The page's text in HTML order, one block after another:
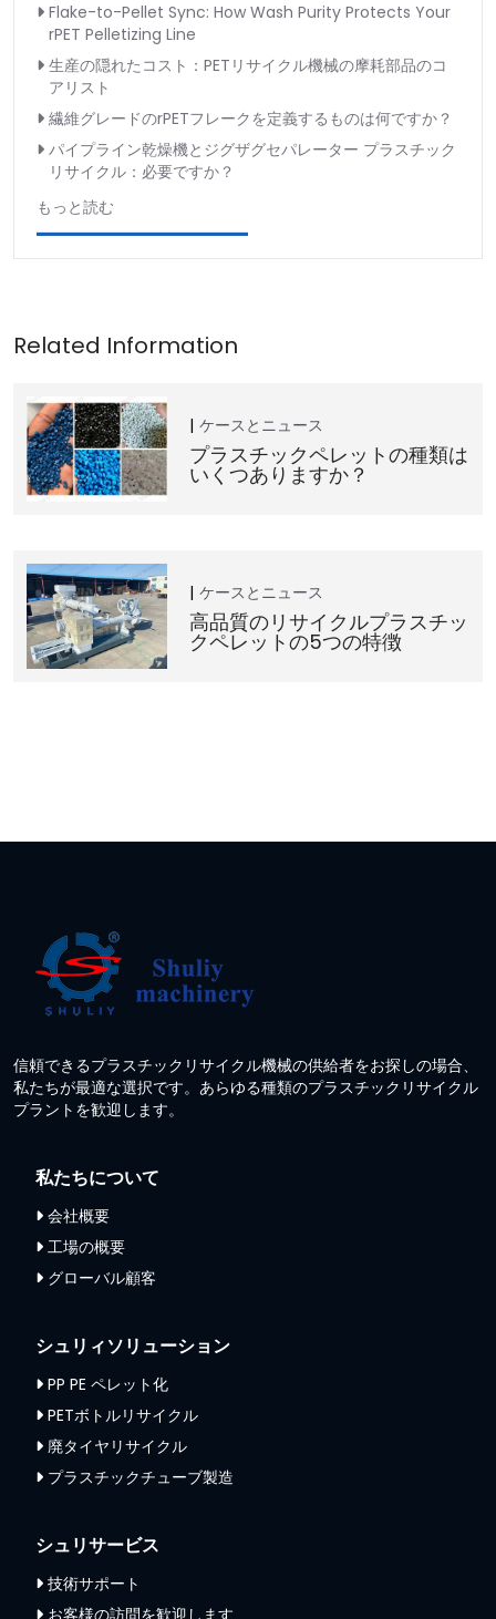
Flake-to-Pellet Sync: How Wash Purity Protects Your
rPET Pelletizing Line
生産の隠れたコスト：PETリサイクル機械の摩耗部品のコ
アリスト
繊維グレードのrPETフレークを定義するものは何ですか？
パイプライン乾燥機とジグザグセパレーター プラスチック
リサイクル：必要ですか？
もっと読む
ケースとニュース
プラスチックペレットの種類は
いくつありますか？
ケースとニュース
高品質のリサイクルプラスチッ
クペレットの5つの特徴
信頼できるプラスチックリサイクル機械の供給者をお探しの場合、
私たちが最適な選択です。あらゆる種類のプラスチックリサイクル
プラントを歓迎します。
私たちについて
会社概要
工場の概要
グローバル顧客
シュリィソリューション
PP PE ペレット化
PETボトルリサイクル
廃タイヤリサイクル
プラスチックチューブ製造
シュリサービス
技術サポート